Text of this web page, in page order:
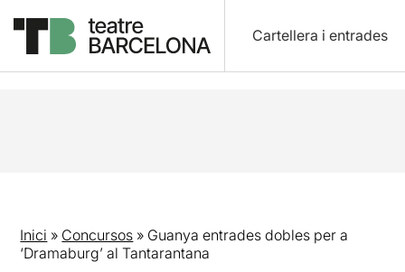
Cartellera i entrades
Inici » Concursos » Guanya entrades dobles per a
‘Dramaburg’ al Tantarantana